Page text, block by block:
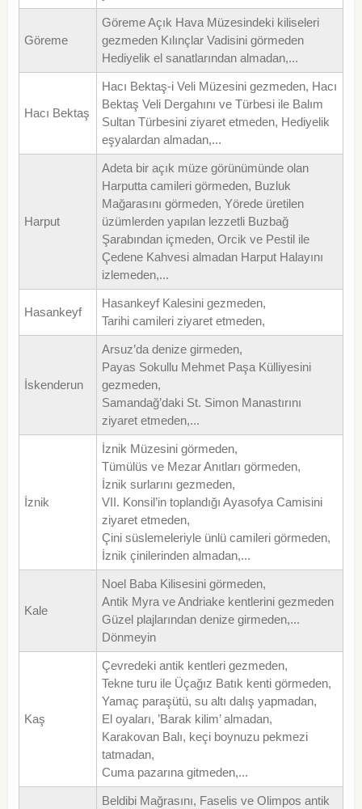
Göreme
Göreme Açık Hava Müzesindeki kiliseleri
gezmeden Kılınçlar Vadisini görmeden
Hediyelik el sanatlarından almadan,...
Hacı Bektaş
Hacı Bektaş-i Veli Müzesini gezmeden, Hacı
Bektaş Veli Dergahını ve Türbesi ile Balım
Sultan Türbesini ziyaret etmeden, Hediyelik
eşyalardan almadan,...
Harput
Adeta bir açık müze görünümünde olan
Harputta camileri görmeden, Buzluk
Mağarasını görmeden, Yörede üretilen
üzümlerden yapılan lezzetli Buzbağ
Şarabından içmeden, Orcik ve Pestil ile
Çedene Kahvesi almadan Harput Halayını
izlemeden,...
Hasankeyf
Hasankeyf Kalesini gezmeden,
Tarihi camileri ziyaret etmeden,
İskenderun
Arsuz’da denize girmeden,
Payas Sokullu Mehmet Paşa Külliyesini
gezmeden,
Samandağ’daki St. Simon Manastırını
ziyaret etmeden,...
İznik
İznik Müzesini görmeden,
Tümülüs ve Mezar Anıtları görmeden,
İznik surlarını gezmeden,
VII. Konsil’in toplandığı Ayasofya Camisini
ziyaret etmeden,
Çini süslemeleriyle ünlü camileri görmeden,
İznik çinilerinden almadan,...
Kale
Noel Baba Kilisesini görmeden,
Antik Myra ve Andriake kentlerini gezmeden
Güzel plajlarından denize girmeden,...
Dönmeyin
Kaş
Çevredeki antik kentleri gezmeden,
Tekne turu ile Üçağız Batık kenti görmeden,
Yamaç paraşütü, su altı dalış yapmadan,
El oyaları, ’Barak kilim’ almadan,
Karakovan Balı, keçi boynuzu pekmezi
tatmadan,
Cuma pazarına gitmeden,...
Beldibi Mağrasını, Faselis ve Olimpos antik